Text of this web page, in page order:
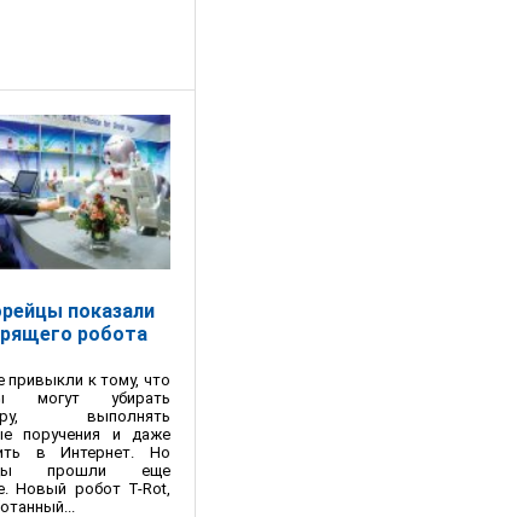
показали
робота
к тому, что
могут убирать
выполнять
поручения и даже
в Интернет. Но
прошли еще
Новый робот T-Rot,